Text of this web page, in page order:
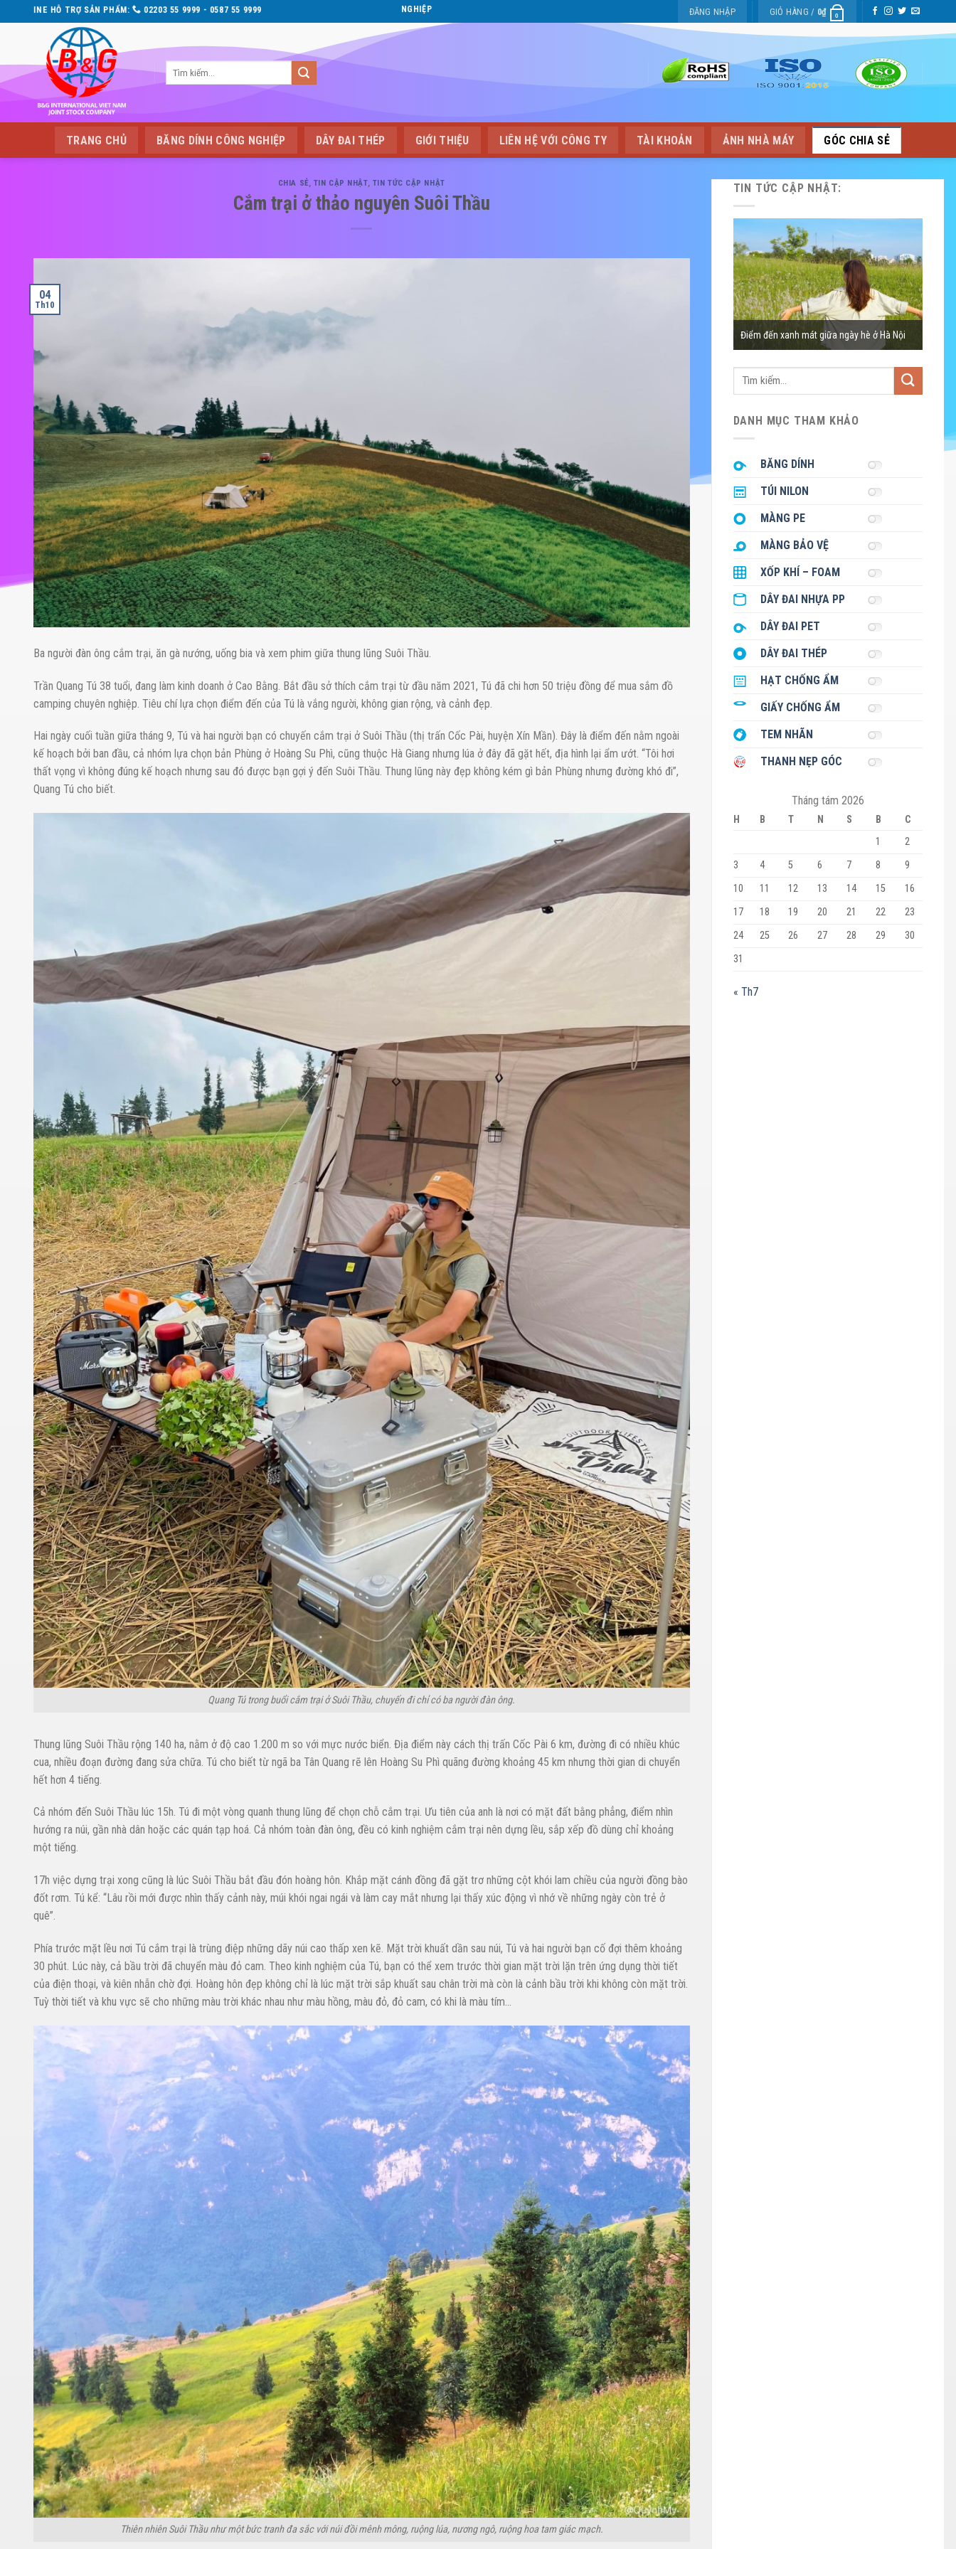
to
02203 55 9999 - 0587 55 9999 ĐĂNG NHẬP GIỎ HÀNG / 0₫ 0
TRANG CHỦ BĂNG DÍNH CÔNG NGHIỆP DÂY ĐAI THÉP GIỚI THIỆU LIÊN HỆ VỚI CÔNG TY TÀI KHOẢN ẢNH NHÀ MÁY GÓC CHIA SẺ
CHIA SẺ, TIN CẬP NHẬT, TIN TỨC CẬP NHẬT
Cắm trại ở thảo nguyên Suôi Thầu
04
Th10
Ba người đàn ông cắm trại, ăn gà nướng, uống bia và xem phim giữa thung lũng Suôi Thầu.
Trần Quang Tú 38 tuổi, đang làm kinh doanh ở Cao Bằng. Bắt đầu sở thích cắm trại từ đầu năm 2021, Tú đã chi hơn 50 triệu đồng để mua sắm đồ
camping chuyên nghiệp. Tiêu chí lựa chọn điểm đến của Tú là vắng người, không gian rộng, và cảnh đẹp.
Hai ngày cuối tuần giữa tháng 9, Tú và hai người bạn có chuyến cắm trại ở Suôi Thầu (thị trấn Cốc Pài, huyện Xín Mần). Đây là điểm đến nằm ngoài
kế hoạch bởi ban đầu, cả nhóm lựa chọn bản Phùng ở Hoàng Su Phì, cũng thuộc Hà Giang nhưng lúa ở đây đã gặt hết, địa hình lại ẩm ướt. “Tôi hơi
thất vọng vì không đúng kế hoạch nhưng sau đó được bạn gợi ý đến Suôi Thầu. Thung lũng này đẹp không kém gì bản Phùng nhưng đường khó đi”,
Quang Tú cho biết.
Quang Tú trong buổi cắm trại ở Suôi Thầu, chuyến đi chỉ có ba người đàn ông.
Thung lũng Suôi Thầu rộng 140 ha, nằm ở độ cao 1.200 m so với mực nước biển. Địa điểm này cách thị trấn Cốc Pài 6 km, đường đi có nhiều khúc
cua, nhiều đoạn đường đang sửa chữa. Tú cho biết từ ngã ba Tân Quang rẽ lên Hoàng Su Phì quãng đường khoảng 45 km nhưng thời gian di chuyển
hết hơn 4 tiếng.
Cả nhóm đến Suôi Thầu lúc 15h. Tú đi một vòng quanh thung lũng để chọn chỗ cắm trại. Ưu tiên của anh là nơi có mặt đất bằng phẳng, điểm nhìn
hướng ra núi, gần nhà dân hoặc các quán tạp hoá. Cả nhóm toàn đàn ông, đều có kinh nghiệm cắm trại nên dựng lều, sắp xếp đồ dùng chỉ khoảng
một tiếng.
17h việc dựng trại xong cũng là lúc Suôi Thầu bắt đầu đón hoàng hôn. Khắp mặt cánh đồng đã gặt trơ những cột khói lam chiều của người đồng bào
đốt rơm. Tú kể: “Lâu rồi mới được nhìn thấy cảnh này, múi khói ngai ngái và làm cay mắt nhưng lại thấy xúc động vì nhớ về những ngày còn trẻ ở
quê”.
Phía trước mặt lều nơi Tú cắm trại là trùng điệp những dãy núi cao thấp xen kẽ. Mặt trời khuất dần sau núi, Tú và hai người bạn cố đợi thêm khoảng
30 phút. Lúc này, cả bầu trời đã chuyển màu đỏ cam. Theo kinh nghiệm của Tú, bạn có thể xem trước thời gian mặt trời lặn trên ứng dụng thời tiết
của điện thoại, và kiên nhẫn chờ đợi. Hoàng hôn đẹp không chỉ là lúc mặt trời sắp khuất sau chân trời mà còn là cảnh bầu trời khi không còn mặt trời.
Tuỳ thời tiết và khu vực sẽ cho những màu trời khác nhau như màu hồng, màu đỏ, đỏ cam, có khi là màu tím…
Thiên nhiên Suôi Thầu như một bức tranh đa sắc với núi đồi mênh mông, ruộng lúa, nương ngô, ruộng hoa tam giác mạch.
TIN TỨC CẬP NHẬT:
Điểm đến xanh mát giữa ngày hè ở Hà Nội
Tìm
DANH MỤC THAM KHẢO
BĂNG DÍNH
TÚI NILON
MÀNG PE
MÀNG BẢO VỆ
XỐP KHÍ – FOAM
DÂY ĐAI NHỰA PP
DÂY ĐAI PET
DÂY ĐAI THÉP
HẠT CHỐNG ẨM
GIẤY CHỐNG ẨM
TEM NHÃN
THANH NẸP GÓC
Tháng tám 2026
H B T N S B
C
1
2
3
4 5 6 7 8
9
10
11 12 13 14 15
16
17
18 19 20 21 22
23
24
25 26 27 28 29
30
31
« Th7